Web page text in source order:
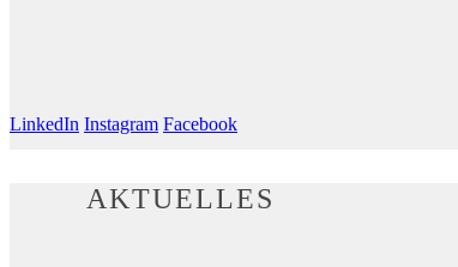
LinkedIn Instagram Facebook
AKTUELLES